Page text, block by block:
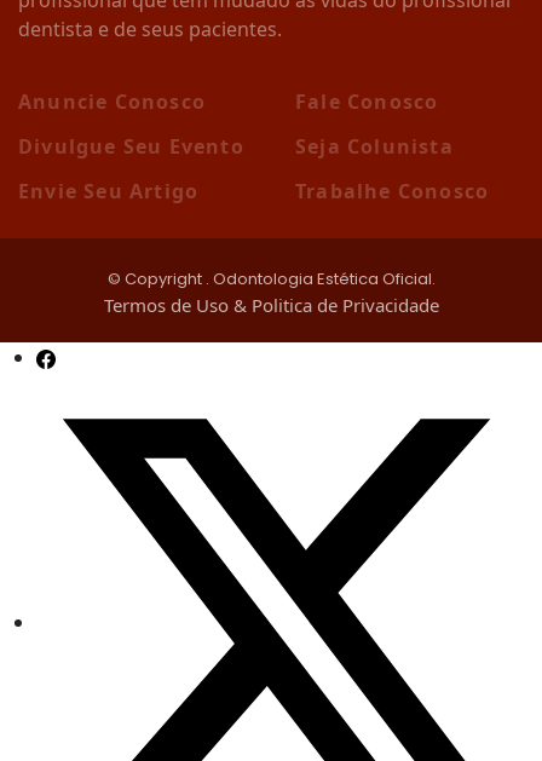
dentista e de seus pacientes.
Anuncie Conosco
Divulgue Seu Evento
Envie Seu Artigo
Fale Conosco
Seja Colunista
Trabalhe Conosco
© Copyright . Odontologia Estética Oficial.
Termos de Uso & Politica de Privacidade